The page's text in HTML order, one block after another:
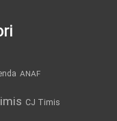
ANAF
CJ Timis